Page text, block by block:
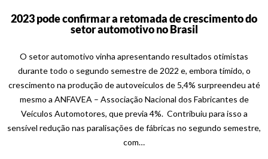
2023 pode confirmar a retomada de crescimento do
setor automotivo no Brasil
O setor automotivo vinha apresentando resultados otimistas
durante todo o segundo semestre de 2022 e, embora tímido, o
crescimento na produção de autoveículos de 5,4% surpreendeu até
mesmo a ANFAVEA – Associação Nacional dos Fabricantes de
Veículos Automotores, que previa 4%. Contribuiu para isso a
sensível redução nas paralisações de fábricas no segundo semestre,
com…